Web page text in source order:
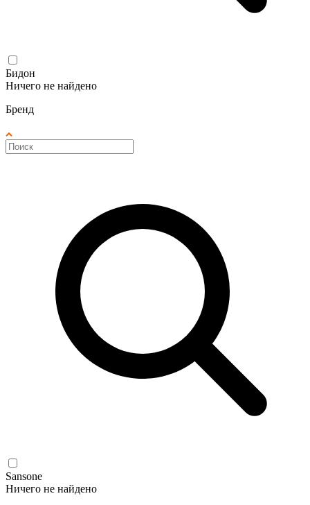
Бидон
Ничего не найдено
Бренд
Sansone
Ничего не найдено